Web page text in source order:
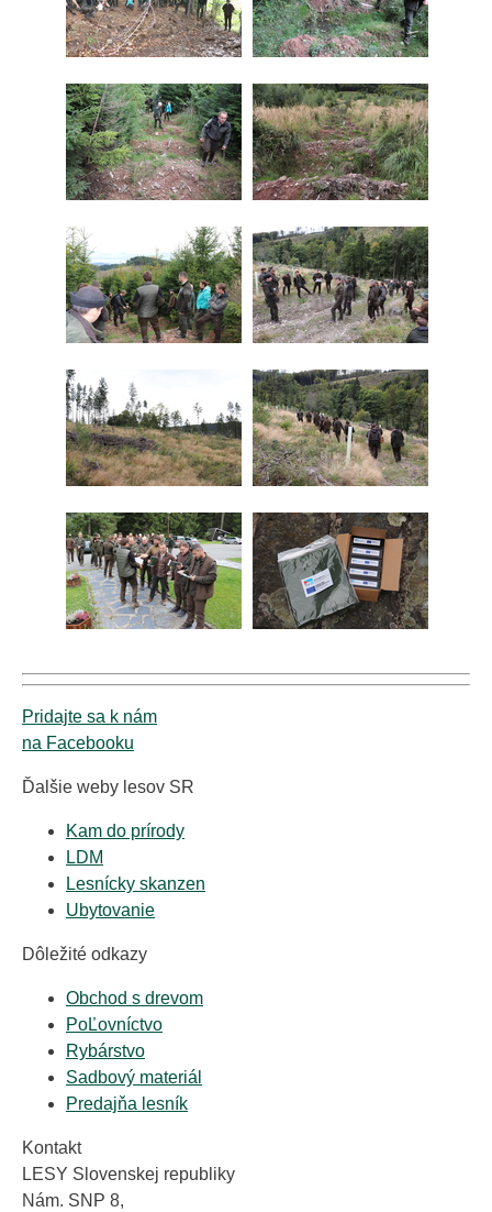
Pridajte sa k nám
na Facebooku
Ďalšie weby lesov SR
Kam do prírody
LDM
Lesnícky skanzen
Ubytovanie
Dôležité odkazy
Obchod s drevom
PoĽovníctvo
Rybárstvo
Sadbový materiál
Predajňa lesník
Kontakt
LESY Slovenskej republiky
Nám. SNP 8,